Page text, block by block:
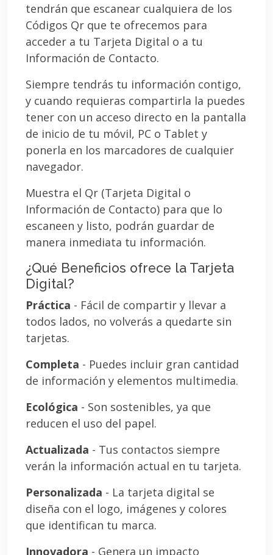
tendrán que escanear cualquiera de los
Códigos Qr que te ofrecemos para
acceder a tu Tarjeta Digital o a tu
Información de Contacto.
Siempre tendrás tu información contigo,
y cuando requieras compartirla la puedes
tener con un acceso directo en la pantalla
de inicio de tu móvil, PC o Tablet y
ponerla en los marcadores de cualquier
navegador.
Muestra el Qr (Tarjeta Digital o
Información de Contacto) para que lo
escaneen y listo, podrán guardar de
manera inmediata tu información.
¿Qué Beneficios ofrece la Tarjeta
Digital?
Práctica - Fácil de compartir y llevar a
todos lados, no volverás a quedarte sin
tarjetas.
Completa - Puedes incluir gran cantidad
de información y elementos multimedia.
Ecológica - Son sostenibles, ya que
reducen el uso del papel.
Actualizada - Tus contactos siempre
verán la información actual en tu tarjeta.
Personalizada - La tarjeta digital se
diseña con el logo, imágenes y colores
que identifican tu marca.
Innovadora - Genera un impacto